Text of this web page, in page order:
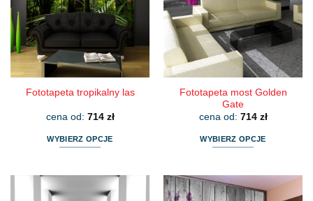
można
na
stronie
produktu
można
wybrać
na
stronie
produktu
Fototapeta tropikalny las
cena od: 714 zł
WYBIERZ OPCJE
Fototapeta most Golden
Gate
cena od: 714 zł
WYBIERZ OPCJE
ma